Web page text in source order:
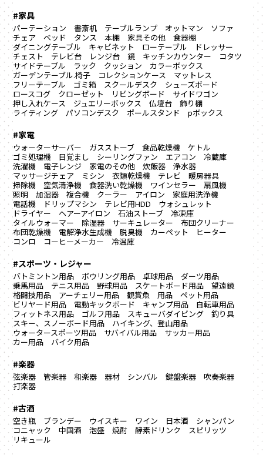
#家具
パーテーション 書斎机 テーブルランプ オットマン
ソファ
チェア
ベッド タンス 本棚 家具その他
食器棚
ダイニングテーブル
キャビネット ローテーブル
ドレッサー
チェスト
テレビ台 レンジ台 鏡 キッチンカウンター
コタツ
サイドテーブル
ラック クッション
カラーボックス
ガーデンテーブル.椅子
コレクションケース
マットレス
フリーテーブル
ゴミ箱 スクールデスク
シューズボード
ロースコグ
クローゼット リビングボード
サイドワゴン
押し入れケース
ジュエリーボックス 仏壇台
飾り棚
ライティング
パソコンデスク ポールスタンド pボックス
#家電
ウォーターサーバー ガスストーブ 食品乾燥機
ケトル
ゴミ処理機
目覚まし シーリングファン エアコン
冷蔵庫
洗濯機
電子レンジ 家電のその他 炊飯器
浄水器
マッサージチェア
ミシン 衣類乾燥機 テレビ
暖房器具
掃除機
空気清浄機 食器洗い乾燥機 ワインセラー
扇風機
照明
加湿器 複合機 クーラー アイロン
家庭用洗浄機
電話機
ドリップマシン テレビ用HDD
ウォシュレット
ドライヤー
ヘアーアイロン 石油ストーブ
冷凍庫
タイルウォーマー
除湿器 サーキュレーター
布団クリーナー
布団乾燥機
電解浄水生成機 脱臭機 カーペット
ヒーター
コンロ
コーヒーメーカー 冷温庫
#スポーツ・レジャー
バトミントン用品 ボウリング用品 卓球用品
ダーツ用品
乗馬用品
テニス用品 野球用品 スケートボード用品
望遠鏡
格闘技用品
アーチェリー用品 観賞魚 用品
ペット用品
ビリヤード用品
電動キックボード キャンプ用品
自転車用品
フィットネス用品
ゴルフ用品 スキューバダイビング
釣り具
スキー、スノーボード用品
ハイキング、登山用品
ウォータースポーツ用品
サバイバル用品
サッカー用品
カー用品
バイク用品
#楽器
弦楽器 管楽器 和楽器 器材 シンバル 鍵盤楽器
吹奏楽器
打楽器
#古酒
空き瓶 ブランデー ウイスキー ワイン 日本酒
シャンパン
コニャック
中国酒 泡盛 焼酎 酵素ドリンク
スピリッツ
リキュール